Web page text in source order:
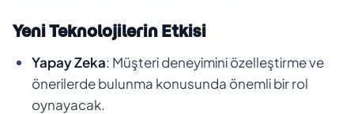
Yeni Teknolojilerin Etkisi
Yapay Zeka: Müşteri deneyimini özelleştirme ve
önerilerde bulunma konusunda önemli bir rol
oynayacak.